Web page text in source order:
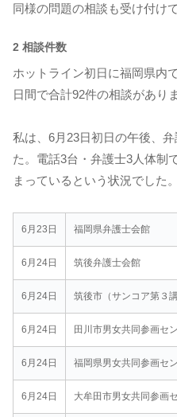
同様の問題の相談も受け付け
2 相談件数
ホットライン初日に福岡県内
日間で合計92件の相談があり
私は、6月23日初日の午後、
た。電話3台・弁護士3人体制
まっているという状況でした。
6月23日 福岡県弁護士会館
6月24日 筑後弁護士会館
6月24日 筑後市（サンコア第３講
6月24日 田川市男女共同参画セ
6月24日 福岡県男女共同参画セ
6月24日 大牟田市男女共同参画